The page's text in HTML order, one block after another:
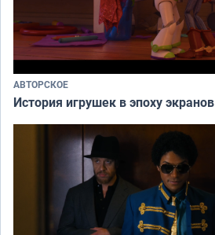
АВТОРСКОЕ
История игрушек в эпоху экранов